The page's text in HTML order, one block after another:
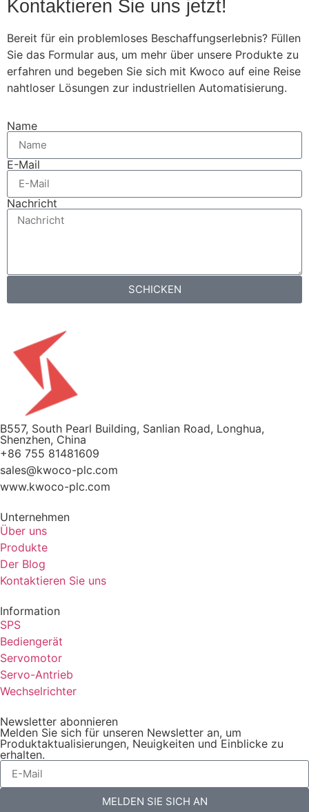
Kontaktieren Sie uns jetzt!
Bereit für ein problemloses Beschaffungserlebnis? Füllen
Sie das Formular aus, um mehr über unsere Produkte zu
erfahren und begeben Sie sich mit Kwoco auf eine Reise
nahtloser Lösungen zur industriellen Automatisierung.
Name
E-Mail
Nachricht
SCHICKEN
B557, South Pearl Building, Sanlian Road, Longhua,
Shenzhen, China
+86 755 81481609
sales@kwoco-plc.com
www.kwoco-plc.com
Unternehmen
Über uns
Produkte
Der Blog
Kontaktieren Sie uns
Information
SPS
Bediengerät
Servomotor
Servo-Antrieb
Wechselrichter
Newsletter abonnieren
Melden Sie sich für unseren Newsletter an, um
Produktaktualisierungen, Neuigkeiten und Einblicke zu
erhalten.
MELDEN SIE SICH AN